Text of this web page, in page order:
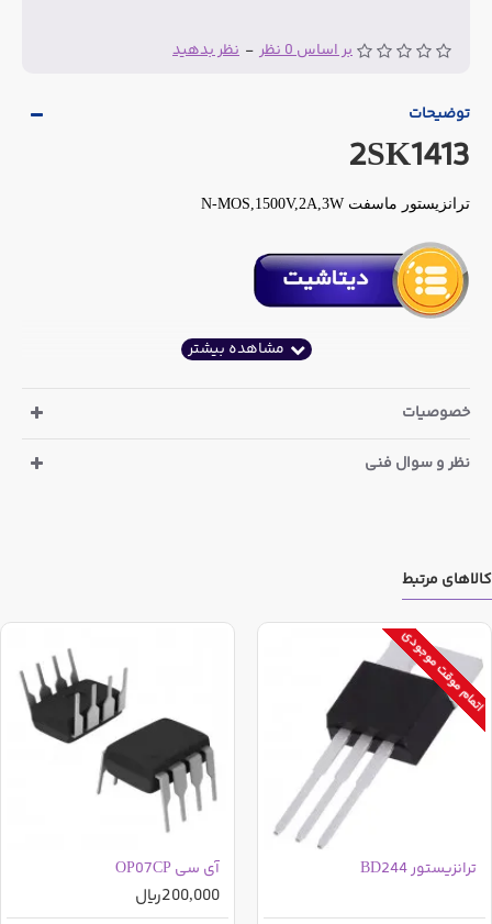
بر اساس 0 نظر - نظر بدهید
توضیحات
2SK1413
ترانزیستور ماسفت N-MOS,1500V,2A,3W
خصوصیات
نظر و سوال فنی
کالاهای مرتبط
اتمام موقت موجودی
ترانزیستور BD244 آی سی OP07CP
200,000ریال